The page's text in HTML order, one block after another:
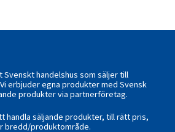
handelshus som säljer till
erbjuder egna produkter med Svensk
produkter via partnerföretag.
handla säljande produkter, till rätt pris,
bredd/produktområde.